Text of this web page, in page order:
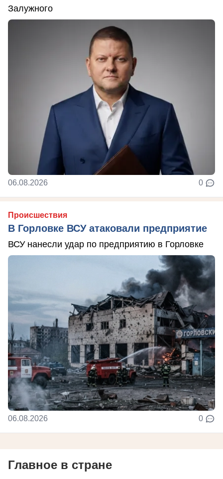
Залужного
06.08.2026 0
Происшествия
В Горловке ВСУ атаковали предприятие
ВСУ нанесли удар по предприятию в Горловке
06.08.2026 0
Главное в стране